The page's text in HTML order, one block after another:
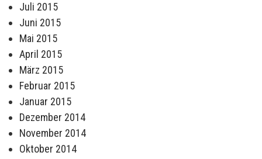
Juli 2015
Juni 2015
Mai 2015
April 2015
März 2015
Februar 2015
Januar 2015
Dezember 2014
November 2014
Oktober 2014